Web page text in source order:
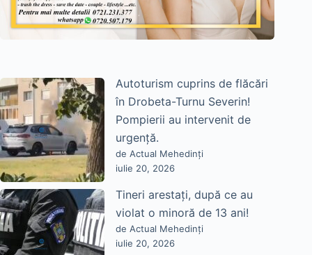
Autoturism cuprins de flăcări
în Drobeta-Turnu Severin!
Pompierii au intervenit de
urgență.
de Actual Mehedinți
iulie 20, 2026
Tineri arestați, după ce au
violat o minoră de 13 ani!
de Actual Mehedinți
iulie 20, 2026